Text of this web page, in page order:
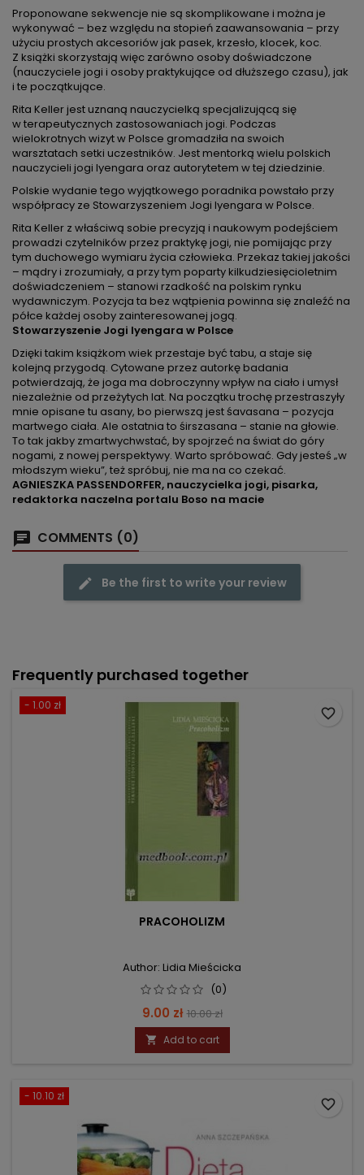
Proponowane sekwencje nie są skomplikowane i można je
wykonywać – bez względu na stopień zaawansowania – przy
użyciu prostych akcesoriów jak pasek, krzesło, klocek, koc.
Z książki skorzystają więc zarówno osoby doświadczone
(nauczyciele jogi i osoby praktykujące od dłuższego czasu), jak
i te początkujące.
Rita Keller jest uznaną nauczycielką specjalizującą się
w terapeutycznych zastosowaniach jogi. Podczas
wielokrotnych wizyt w Polsce gromadziła na swoich
warsztatach setki uczestników. Jest mentorką wielu polskich
nauczycieli jogi Iyengara oraz autorytetem w tej dziedzinie.
Polskie wydanie tego wyjątkowego poradnika powstało przy
współpracy ze Stowarzyszeniem Jogi Iyengara w Polsce.
Rita Keller z właściwą sobie precyzją i naukowym podejściem
prowadzi czytelników przez praktykę jogi, nie pomijając przy
tym duchowego wymiaru życia człowieka. Przekaz takiej jakości
– mądry i zrozumiały, a przy tym poparty kilkudziesięcioletnim
doświadczeniem – stanowi rzadkość na polskim rynku
wydawniczym. Pozycja ta bez wątpienia powinna się znaleźć na
półce każdej osoby zainteresowanej jogą.
Stowarzyszenie Jogi Iyengara w Polsce
Dzięki takim książkom wiek przestaje być tabu, a staje się
kolejną przygodą. Cytowane przez autorkę badania
potwierdzają, że joga ma dobroczynny wpływ na ciało i umysł
niezależnie od przeżytych lat. Na początku trochę przestraszyły
mnie opisane tu asany, bo pierwszą jest śavasana – pozycja
martwego ciała. Ale ostatnia to śirszasana – stanie na głowie.
To tak jakby zmartwychwstać, by spojrzeć na świat do góry
nogami, z nowej perspektywy. Warto spróbować. Gdy jesteś „w
młodszym wieku”, też spróbuj, nie ma na co czekać.
AGNIESZKA PASSENDORFER, nauczycielka jogi, pisarka,
redaktorka naczelna portalu Boso na macie
COMMENTS (0)
Be the first to write your review
Frequently purchased together
- 1.00 zł
PRACOHOLIZM
Author: Lidia Mieścicka
(0)
Price
9.00 zł Regular
price
10.00 zł
 Add to cart
favorite_border
- 10.10 zł
favorite_border